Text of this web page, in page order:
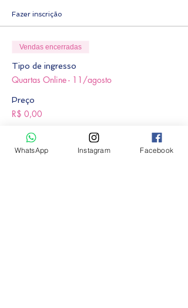
Fazer inscrição
Vendas encerradas
Tipo de ingresso
Quartas Online - 11/agosto
Preço
R$ 0,00
WhatsApp Instagram Facebook